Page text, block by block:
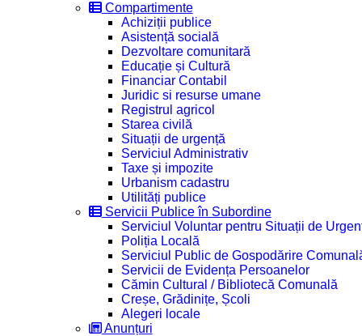
Compartimente
Achiziții publice
Asistență socială
Dezvoltare comunitară
Educație și Cultură
Financiar Contabil
Juridic si resurse umane
Registrul agricol
Starea civilă
Situații de urgență
Serviciul Administrativ
Taxe și impozite
Urbanism cadastru
Utilități publice
Servicii Publice în Subordine
Serviciul Voluntar pentru Situații de
Poliția Locală
Serviciul Public de Gospodărire
Servicii de Evidența Persoanelor
Cămin Cultural / Bibliotecă Comunală
Creșe, Grădinițe, Școli
Alegeri locale
Anunțuri